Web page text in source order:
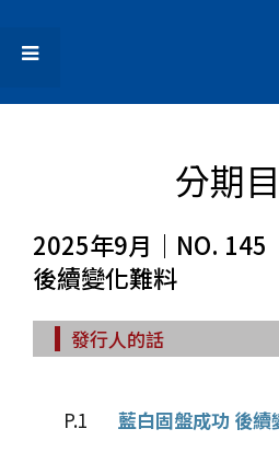
分期
2025年9月｜NO.
後續變化難料
發行人的話
P.1 藍白固盤成功 後